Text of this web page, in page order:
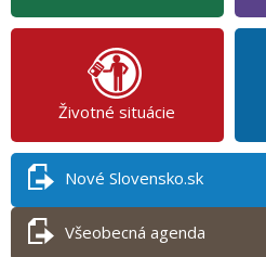
Životné situácie
Nové Slovensko.sk
Všeobecná agenda